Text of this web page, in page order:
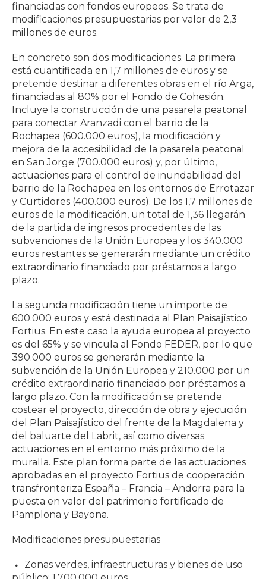
financiadas con fondos europeos. Se trata de
modificaciones presupuestarias por valor de 2,3
millones de euros.
En concreto son dos modificaciones. La primera
está cuantificada en 1,7 millones de euros y se
pretende destinar a diferentes obras en el río Arga,
financiadas al 80% por el Fondo de Cohesión.
Incluye la construcción de una pasarela peatonal
para conectar Aranzadi con el barrio de la
Rochapea (600.000 euros), la modificación y
mejora de la accesibilidad de la pasarela peatonal
en San Jorge (700.000 euros) y, por último,
actuaciones para el control de inundabilidad del
barrio de la Rochapea en los entornos de Errotazar
y Curtidores (400.000 euros). De los 1,7 millones de
euros de la modificación, un total de 1,36 llegarán
de la partida de ingresos procedentes de las
subvenciones de la Unión Europea y los 340.000
euros restantes se generarán mediante un crédito
extraordinario financiado por préstamos a largo
plazo.
La segunda modificación tiene un importe de
600.000 euros y está destinada al Plan Paisajístico
Fortius. En este caso la ayuda europea al proyecto
es del 65% y se vincula al Fondo FEDER, por lo que
390.000 euros se generarán mediante la
subvención de la Unión Europea y 210.000 por un
crédito extraordinario financiado por préstamos a
largo plazo. Con la modificación se pretende
costear el proyecto, dirección de obra y ejecución
del Plan Paisajístico del frente de la Magdalena y
del baluarte del Labrit, así como diversas
actuaciones en el entorno más próximo de la
muralla. Este plan forma parte de las actuaciones
aprobadas en el proyecto Fortius de cooperación
transfronteriza España – Francia – Andorra para la
puesta en valor del patrimonio fortificado de
Pamplona y Bayona.
Modificaciones presupuestarias
Zonas verdes, infraestructuras y bienes de uso